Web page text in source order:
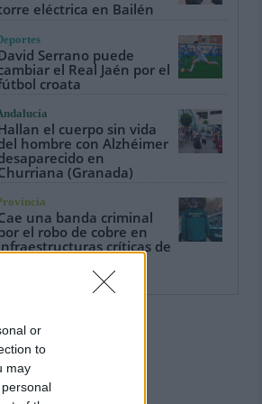
or
to
may
eléctrica en Bailén
Serrano puede
el Real Jaén por el
croata
el cuerpo sin vida
hombre con Alzhéimer
en
(Granada)
una banda criminal
el robo de cobre en
críticas de